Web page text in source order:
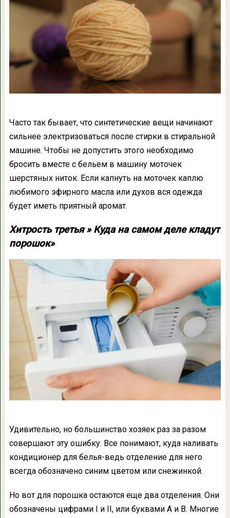
Часто так бывает, что синтетические вещи начинают
сильнее электризоваться после стирки в стиральной
машине. Чтобы не допустить этого необходимо
бросить вместе с бельем в машину моточек
шерстяных ниток. Если капнуть на моточек каплю
любимого эфирного масла или духов вся одежда
будет иметь приятный аромат.
Хитрость третья » Куда на самом деле кладут
порошок»
Удивительно, но большинство хозяек раз за разом
совершают эту ошибку. Все понимают, куда наливать
кондиционер для белья-ведь отделение для него
всегда обозначено синим цветом или снежинкой.
Но вот для порошка остаются еще два отделения. Они
обозначены цифрами I и II, или буквами А и В. Многие